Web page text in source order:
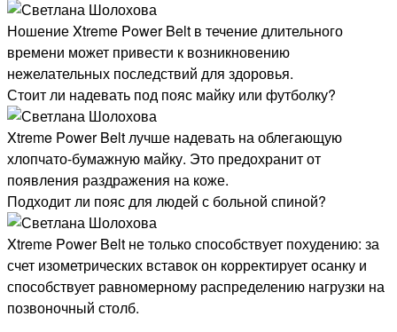
Ношение Xtreme Power Belt в течение длительного
времени может привести к возникновению
нежелательных последствий для здоровья.
Стоит ли надевать под пояс майку или футболку?
Xtreme Power Belt лучше надевать на облегающую
хлопчато-бумажную майку. Это предохранит от
появления раздражения на коже.
Подходит ли пояс для людей с больной спиной?
Xtreme Power Belt не только способствует похудению: за
счет изометрических вставок он корректирует осанку и
способствует равномерному распределению нагрузки на
позвоночный столб.